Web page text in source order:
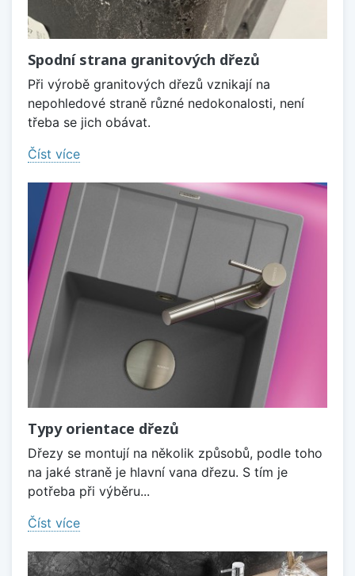
Spodní strana granitových dřezů
Při výrobě granitových dřezů vznikají na
nepohledové straně různé nedokonalosti, není
třeba se jich obávat.
Číst více
Typy orientace dřezů
Dřezy se montují na několik způsobů, podle toho
na jaké straně je hlavní vana dřezu. S tím je
potřeba při výběru...
Číst více